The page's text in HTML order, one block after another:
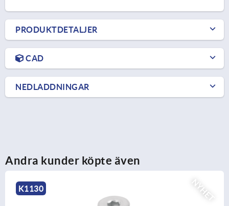
PRODUKTDETALJER
CAD
NEDLADDNINGAR
Andra kunder köpte även
NYHET